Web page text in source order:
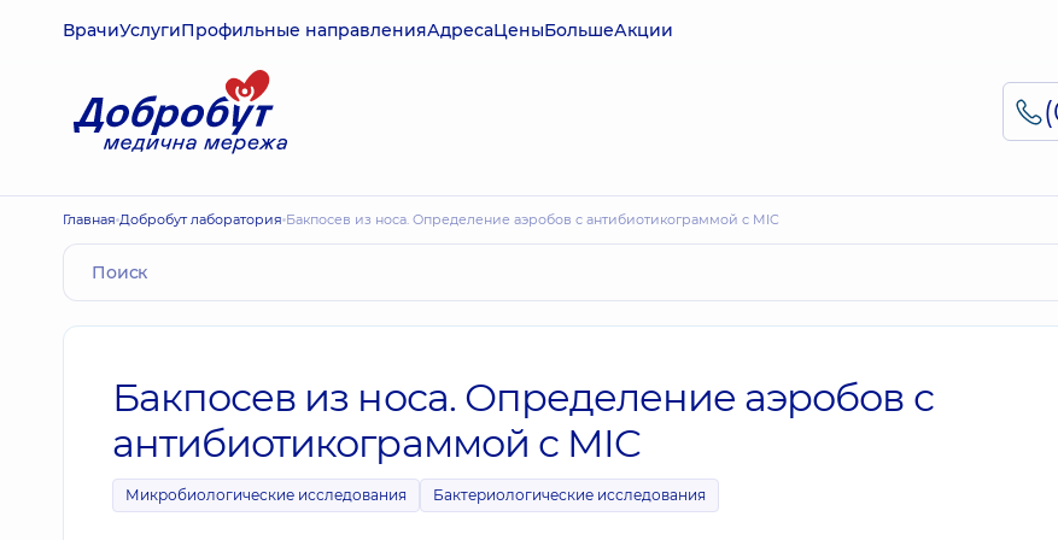
ВрачиУслугиПрофильные направленияАдресаЦеныБольшеАкции
Главная Добробут лаборатория Бакпосев из носа. Определение аэробов с антибиотикограммой с MIC
Бакпосев из носа. Определение аэробов с
антибиотикограммой с MIC
Микробиологические исследования Бактериологические исследования